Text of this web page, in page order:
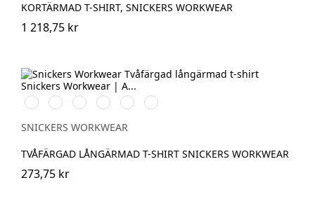
KORTÄRMAD T-SHIRT, SNICKERS WORKWEAR
1 218,75 kr
Vit/SvartStålgrå/Svart
Svart/Stålgrå
Svart/Neongul
Chiliröd/Svart
Marinblå/Svart
SNICKERS WORKWEAR
TVÅFÄRGAD LÅNGÄRMAD T-SHIRT SNICKERS WORKWEAR
273,75 kr